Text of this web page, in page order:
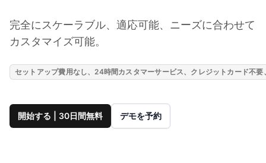
完全にスケーラブル、適応可能、ニーズに合わせて
カスタマイズ可能。
セットアップ費用なし、24時間カスタマーサービス、クレジットカード不
開始する | 30日間無料 デモを予約